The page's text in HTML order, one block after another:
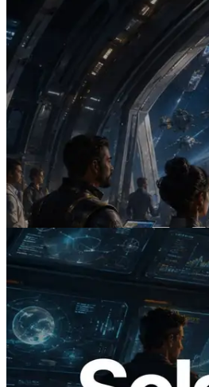
2026.07.04
ERPC ra mắt Solana
Mở ra thời đại AI Agent
cầu cho API cần dùng
Đọc bài viết này